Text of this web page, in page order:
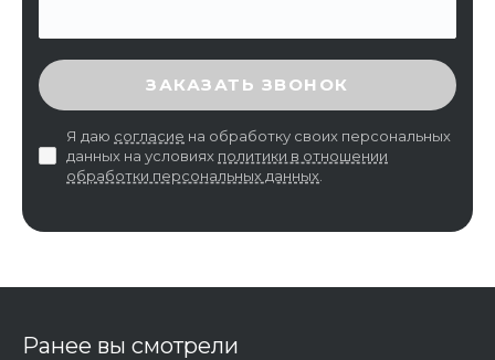
ВВЕДИТЕ ПРОВЕРОЧНЫЙ КОД
ЗАКАЗАТЬ ЗВОНОК
Я даю согласие на обработку своих персональных
данных на условиях политики в отношении
обработки персональных данных
Ранее вы смотрели